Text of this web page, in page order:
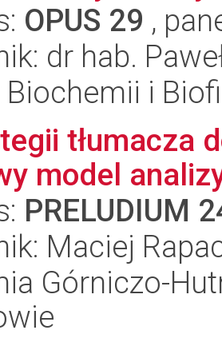
OPUS 29 ,
dr hab.
i
tłumacza
model
PRELUDIUM
Maciej
Górniczo-